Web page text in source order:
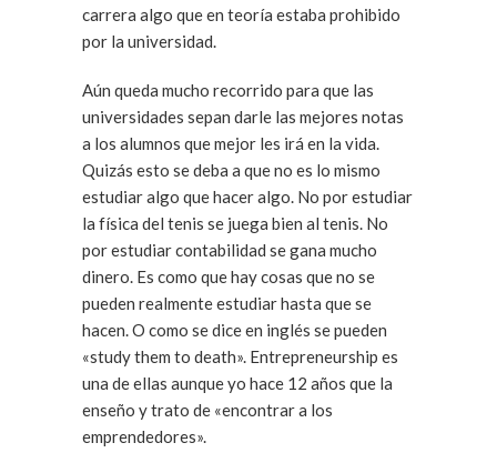
carrera algo que en teoría estaba prohibido
por la universidad.
Aún queda mucho recorrido para que las
universidades sepan darle las mejores notas
a los alumnos que mejor les irá en la vida.
Quizás esto se deba a que no es lo mismo
estudiar algo que hacer algo. No por estudiar
la física del tenis se juega bien al tenis. No
por estudiar contabilidad se gana mucho
dinero. Es como que hay cosas que no se
pueden realmente estudiar hasta que se
hacen. O como se dice en inglés se pueden
«study them to death». Entrepreneurship es
una de ellas aunque yo hace 12 años que la
enseño y trato de «encontrar a los
emprendedores».